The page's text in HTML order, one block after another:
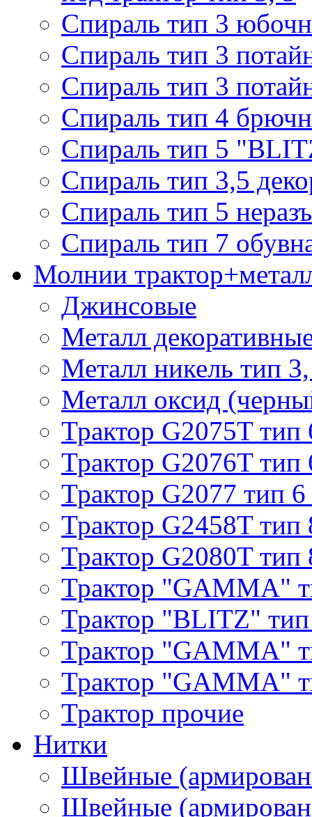
Спираль тип 3
Спираль тип 3
Спираль тип 3
Спираль тип 4
Спираль тип 5
Спираль тип 3,5
Спираль тип 5
Спираль тип 7
Молнии
Джинсовые
Металл
Металл никель тип
Металл оксид
Трактор G2075T тип
Трактор G2076T тип
Трактор G2077 тип 6
Трактор G2458T тип
Трактор G2080T тип
Трактор "GAMMA"
Трактор "BLITZ"
Трактор "GAMMA"
Трактор "GAMMA"
Трактор прочие
Нитки
Швейные
Швейные